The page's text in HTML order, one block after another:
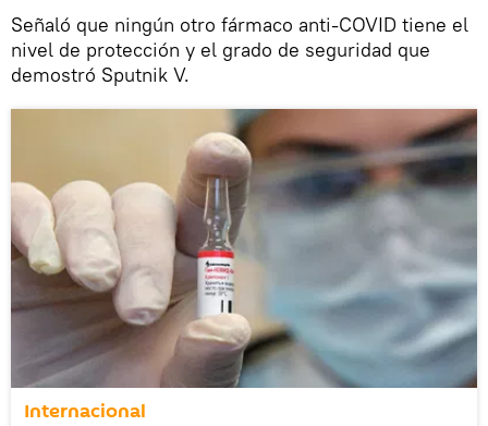
Señaló que ningún otro fármaco anti-COVID tiene el
nivel de protección y el grado de seguridad que
demostró Sputnik V.
Internacional